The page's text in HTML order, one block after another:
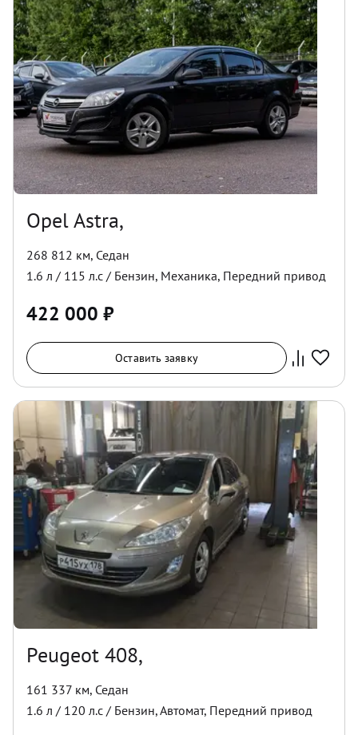
Opel Astra,
268 812 км, Седан
1.6 л / 115 л.с / Бензин, Механика, Передний привод
422 000 ₽
Оставить заявку
Peugeot 408,
161 337 км, Седан
1.6 л / 120 л.с / Бензин,Автомат, Передний привод